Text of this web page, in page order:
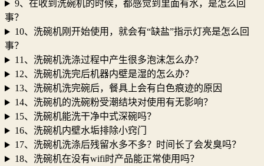
9、在收到洗碗机的时候，都感觉到里面有水，是怎么回
事？
10、洗碗机刚开始使用，就会有“缺盐”指示灯亮是怎么回
事？
11、洗碗机洗涤过程中产生很多泡沫怎么办？
12、洗碗机洗完后机器内壁是湿的怎么办？
13、洗碗机洗完碗后，餐具上会有白色痕迹的原因
14、洗碗机的洗碗粉受潮结块对使用有无影响？
15、洗碗机能洗干净中式深碗吗？
16、洗碗机内壁水垢排除小窍门
17、洗碗机洗涤后残留水多不多？时间长了会发臭吗？
18、洗碗机在没有wifi时产品能正常使用吗？